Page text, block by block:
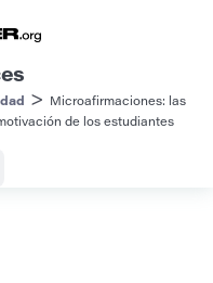
>
Microafirmaciones: las
de los estudiantes